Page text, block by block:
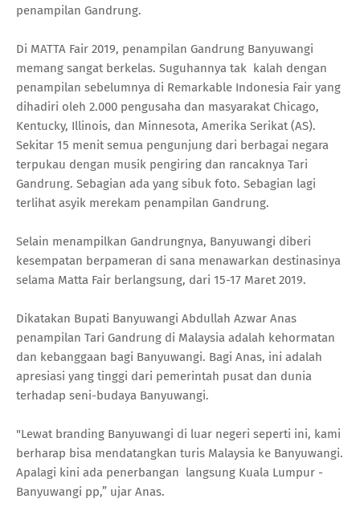
penampilan Gandrung.
Di MATTA Fair 2019, penampilan Gandrung Banyuwangi
memang sangat berkelas. Suguhannya tak kalah dengan
penampilan sebelumnya di Remarkable Indonesia Fair yang
dihadiri oleh 2.000 pengusaha dan masyarakat Chicago,
Kentucky, Illinois, dan Minnesota, Amerika Serikat (AS).
Sekitar 15 menit semua pengunjung dari berbagai negara
terpukau dengan musik pengiring dan rancaknya Tari
Gandrung. Sebagian ada yang sibuk foto. Sebagian lagi
terlihat asyik merekam penampilan Gandrung.
Selain menampilkan Gandrungnya, Banyuwangi diberi
kesempatan berpameran di sana menawarkan destinasinya
selama Matta Fair berlangsung, dari 15-17 Maret 2019.
Dikatakan Bupati Banyuwangi Abdullah Azwar Anas
penampilan Tari Gandrung di Malaysia adalah kehormatan
dan kebanggaan bagi Banyuwangi. Bagi Anas, ini adalah
apresiasi yang tinggi dari pemerintah pusat dan dunia
terhadap seni-budaya Banyuwangi.
"Lewat branding Banyuwangi di luar negeri seperti ini, kami
berharap bisa mendatangkan turis Malaysia ke Banyuwangi.
Apalagi kini ada penerbangan langsung Kuala Lumpur -
Banyuwangi pp,” ujar Anas.